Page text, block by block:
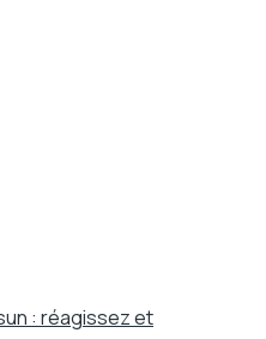
: réagissez et